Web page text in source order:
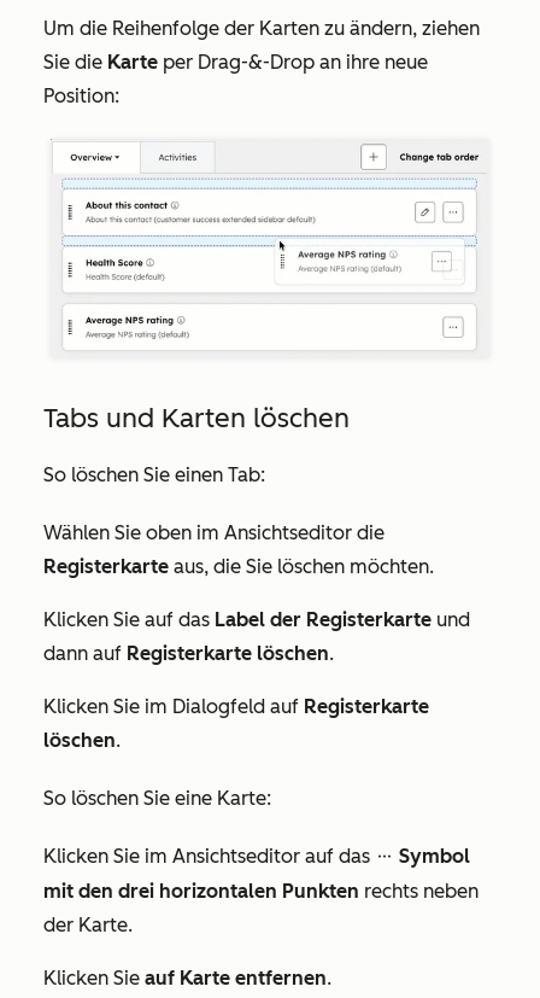
Um die Reihenfolge der Karten zu ändern, ziehen
Sie die Karte per Drag-&-Drop an ihre neue
Position:
Tabs und Karten löschen
So löschen Sie einen Tab:
Wählen Sie oben im Ansichtseditor die
Registerkarte aus, die Sie löschen möchten.
Klicken Sie auf das Label der Registerkarte und
dann auf Registerkarte löschen.
Klicken Sie im Dialogfeld auf Registerkarte
löschen.
So löschen Sie eine Karte:
Klicken Sie im Ansichtseditor auf das ellipses Symbol
mit den drei horizontalen Punkten rechts neben
der Karte.
Klicken Sie auf Karte entfernen.